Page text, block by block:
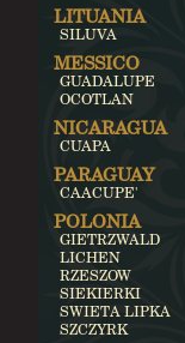
LITUANIA
SILUVA
MESSICO
GUADALUPE
OCOTLAN
NICARAGUA
CUAPA
PARAGUAY
CAACUPE'
POLONIA
GIETRZWALD
LICHEN
RZESZOW
SIEKIERKI
SWIETA LIPKA
SZCZYRK